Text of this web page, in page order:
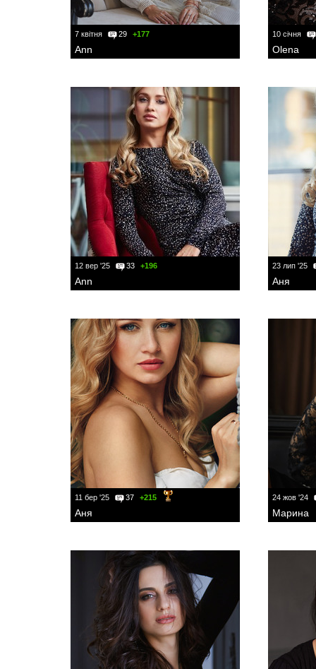
7 квітня 29 +177
Ann
10 січня
Olena
12 вер '25 33 +196
Ann
23 лип '25
Аня
11 бер '25 37 +215
Аня
24 жов '24
Марина